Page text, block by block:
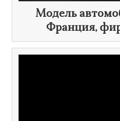
Модель
Франция,